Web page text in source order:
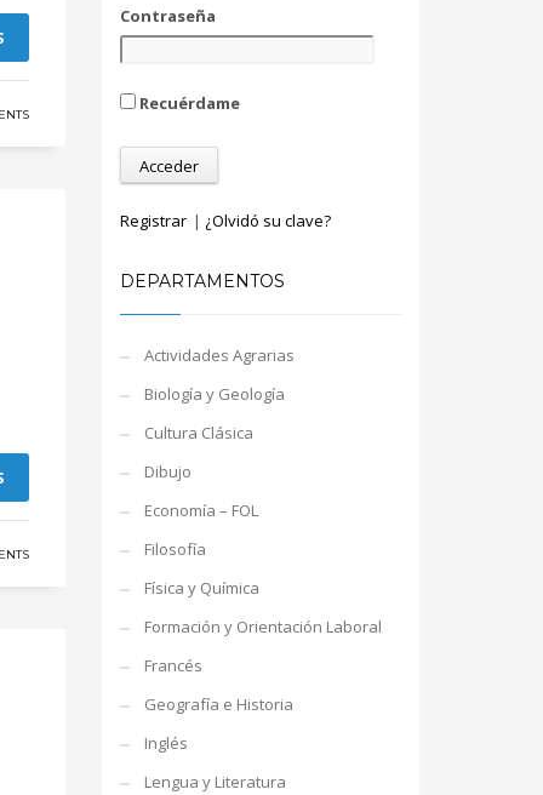
Contraseña
Recuérdame
Registrar | ¿Olvidó su clave?
DEPARTAMENTOS
Actividades Agrarias
Biología y Geología
Cultura Clásica
Dibujo
Economía – FOL
Filosofía
Física y Química
Formación y Orientación Laboral
Francés
Geografía e Historia
Inglés
Lengua y Literatura